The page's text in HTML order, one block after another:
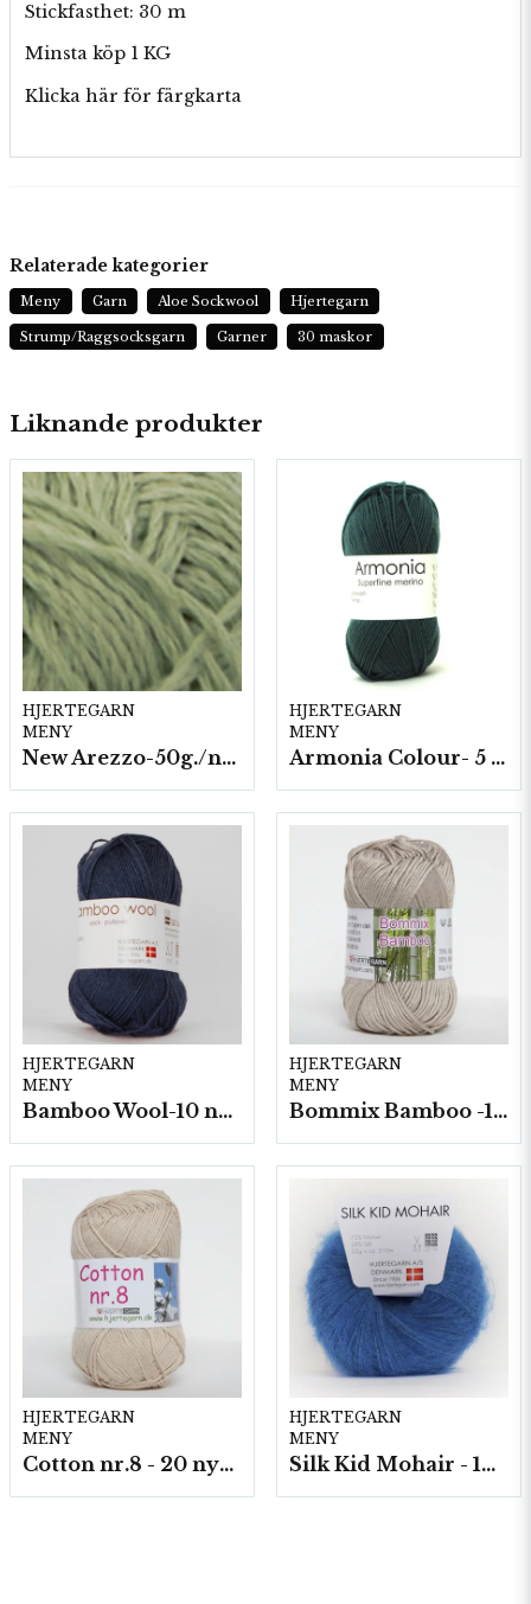
Stickfasthet: 30 m
Minsta köp 1 KG
Klicka här för färgkarta
Liknande produkter
HJERTEGARN
MENY
New Arezzo-50g./nyst. 10 st/fp.
HJERTEGARN
MENY
Armonia Colour- 5 härv/fp. a100 g.
HJERTEGARN
MENY
Bamboo Wool-10 nystan/fp. a50g
HJERTEGARN
MENY
Bommix Bamboo -10 nystan/ fp. á 50 g.
HJERTEGARN
MENY
Cotton nr.8 - 20 nystan a50g./fp.
HJERTEGARN
MENY
Silk Kid Mohair - 10 nystan á 25g./fp.
Relaterade kategorier
Meny Garn Aloe Sockwool Hjertegarn
Strump/Raggsocksgarn Garner 30 maskor